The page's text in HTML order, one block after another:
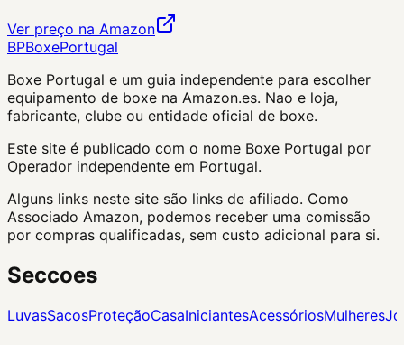
Ver preço na Amazon
BPBoxePortugal
Boxe Portugal e um guia independente para escolher
equipamento de boxe na Amazon.es. Nao e loja,
fabricante, clube ou entidade oficial de boxe.
Este site é publicado com o nome Boxe Portugal por
Operador independente em Portugal.
Alguns links neste site são links de afiliado. Como
Associado Amazon, podemos receber uma comissão
por compras qualificadas, sem custo adicional para si.
Seccoes
LuvasSacosProteçãoCasaIniciantesAcessóriosMulheres